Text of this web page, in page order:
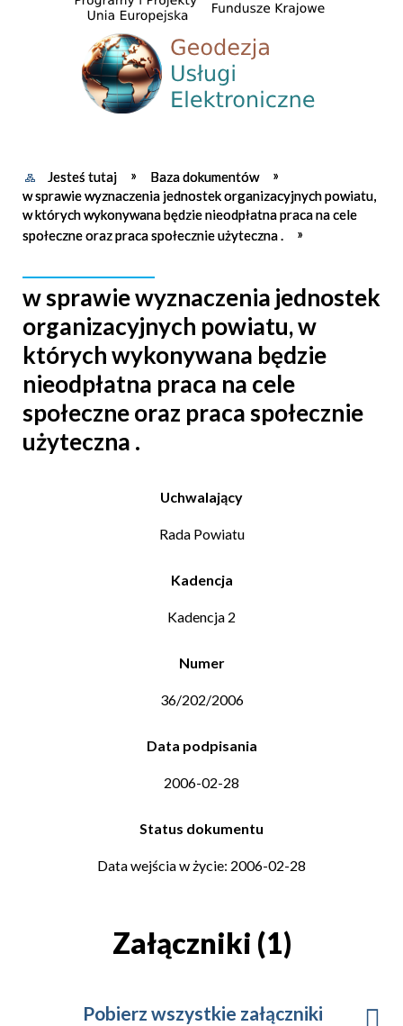
Jesteś tutaj
Baza dokumentów
w sprawie wyznaczenia jednostek organizacyjnych powiatu,
w których wykonywana będzie nieodpłatna praca na cele
społeczne oraz praca społecznie użyteczna .
w sprawie wyznaczenia jednostek
organizacyjnych powiatu, w
których wykonywana będzie
nieodpłatna praca na cele
społeczne oraz praca społecznie
użyteczna .
Uchwalający
Rada Powiatu
Kadencja
Kadencja 2
Numer
36/202/2006
Data podpisania
2006-02-28
Status dokumentu
Data wejścia w życie: 2006-02-28
Załączniki (1)
Pobierz wszystkie załączniki